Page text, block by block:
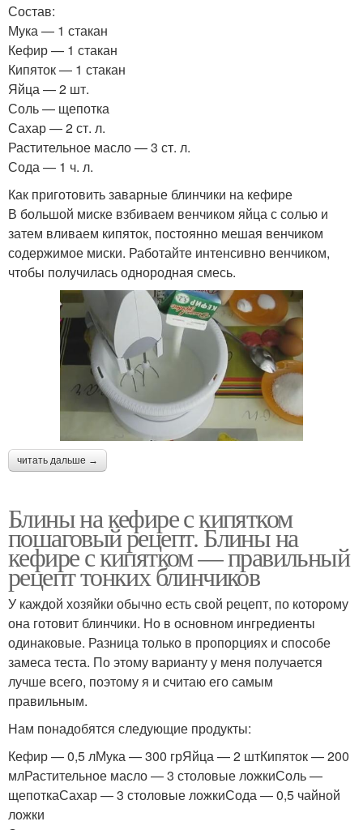
Состав:
Мука — 1 стакан
Кефир — 1 стакан
Кипяток — 1 стакан
Яйца — 2 шт.
Соль — щепотка
Сахар — 2 ст. л.
Растительное масло — 3 ст. л.
Сода — 1 ч. л.
Как приготовить заварные блинчики на кефире
В большой миске взбиваем венчиком яйца с солью и
затем вливаем кипяток, постоянно мешая венчиком
содержимое миски. Работайте интенсивно венчиком,
чтобы получилась однородная смесь.
читать дальше →
Блины на кефире с кипятком
пошаговый рецепт. Блины на
кефире с кипятком — правильный
рецепт тонких блинчиков
У каждой хозяйки обычно есть свой рецепт, по которому
она готовит блинчики. Но в основном ингредиенты
одинаковые. Разница только в пропорциях и способе
замеса теста. По этому варианту у меня получается
лучше всего, поэтому я и считаю его самым
правильным.
Нам понадобятся следующие продукты:
Кефир — 0,5 лМука — 300 грЯйца — 2 штКипяток — 200
млРастительное масло — 3 столовые ложкиСоль —
щепоткаСахар — 3 столовые ложкиСода — 0,5 чайной
ложки